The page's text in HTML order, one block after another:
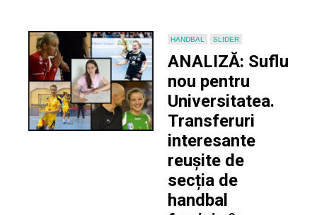
HANDBAL SLIDER
ANALIZĂ: Suflu
nou pentru
Universitatea.
Transferuri
interesante
reușite de
secția de
handbal